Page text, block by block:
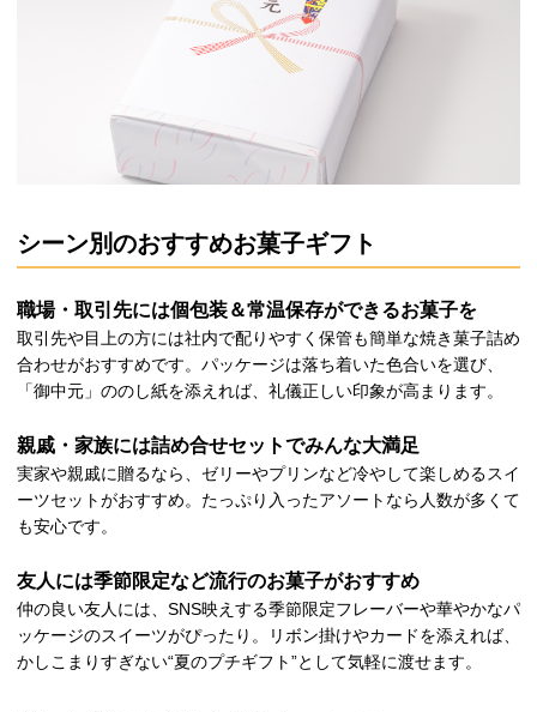
シーン別のおすすめお菓子ギフト
職場・取引先には個包装＆常温保存ができるお菓子を
取引先や目上の方には社内で配りやすく保管も簡単な焼き菓子詰め
合わせがおすすめです。パッケージは落ち着いた色合いを選び、
「御中元」ののし紙を添えれば、礼儀正しい印象が高まります。
親戚・家族には詰め合せセットでみんな大満足
実家や親戚に贈るなら、ゼリーやプリンなど冷やして楽しめるスイ
ーツセットがおすすめ。たっぷり入ったアソートなら人数が多くて
も安心です。
友人には季節限定など流行のお菓子がおすすめ
仲の良い友人には、SNS映えする季節限定フレーバーや華やかなパ
ッケージのスイーツがぴったり。リボン掛けやカードを添えれば、
かしこまりすぎない“夏のプチギフト”として気軽に渡せます。